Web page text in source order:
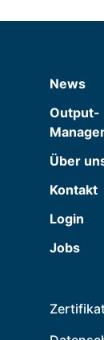
News
Output-
Über
Kontakt
Login
Jobs